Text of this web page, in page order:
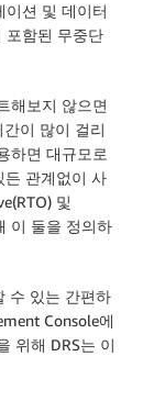
이션 및 데이터
포함된 무중단
해보지 않으면
이 많이 걸리
하면 대규모로
든 관계없이 사
및
이 둘을 정의하
수 있는 간편하
Console에
위해 DRS는 이